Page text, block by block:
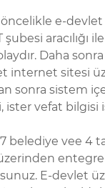
e-devlet
aracılığı
Daha
internet sitesi
sonra sistem
ister vefat
belediye vee 4
E-devlet